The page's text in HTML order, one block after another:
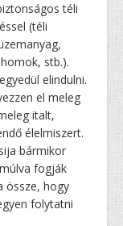
téli
(téli
stb.).
elindulni.
el meleg
italt,
élelmiszert.
bármikor
fogják
össze, hogy
folytatni